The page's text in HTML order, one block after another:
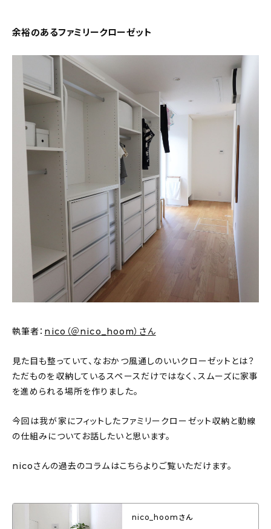
daily mukuri / アイテム
カテゴリー一覧
新着記事
人気の記事
おすすめの記事
インテリア
キッチン
ギフト
キッズ
About
余裕のあるファミリークローゼット
執筆者： nico（＠nico_hoom）さん
見た目も整っていて、なおかつ風通しのいいクローゼットとは？
ただものを収納しているスペースだけではなく、スムーズに家事
を進められる場所を作りました。
今回は我が家にフィットしたファミリークローゼット収納と動線
の仕組みについてお話したいと思います。
nicoさんの過去のコラムはこちらよりご覧いただけます。
nico_hoomさん